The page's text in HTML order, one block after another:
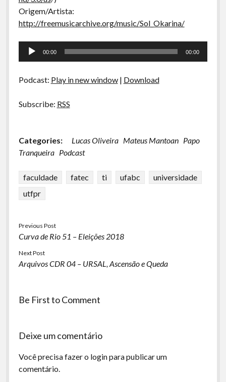
Origem/Artista:
http://freemusicarchive.org/music/Sol_Okarina/
Tocador
00:00 00:00
Podcast: Play in new window| Download
Subscribe: RSS
Categories: Lucas Oliveira Mateus Mantoan Papo
Tranqueira Podcast
faculdade fatec ti ufabc
universidade
utfpr
Previous Post
Curva de Rio 51 – Eleições 2018
Next Post
Arquivos CDR 04 – URSAL, Ascensão e Queda
Be First to Comment
Deixe um comentário
Você precisa fazer o loginpara publicar um
comentário.